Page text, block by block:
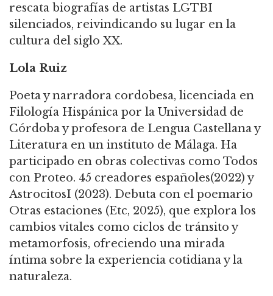
rescata biografías de artistas LGTBI
silenciados, reivindicando su lugar en la
cultura del siglo XX.
Lola Ruiz
Poeta y narradora cordobesa, licenciada en
Filología Hispánica por la Universidad de
Córdoba y profesora de Lengua Castellana y
Literatura en un instituto de Málaga. Ha
participado en obras colectivas como Todos
con Proteo. 45 creadores españoles(2022) y
AstrocitosI (2023). Debuta con el poemario
Otras estaciones (Etc, 2025), que explora los
cambios vitales como ciclos de tránsito y
metamorfosis, ofreciendo una mirada
íntima sobre la experiencia cotidiana y la
naturaleza.